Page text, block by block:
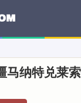
马纳特兑莱